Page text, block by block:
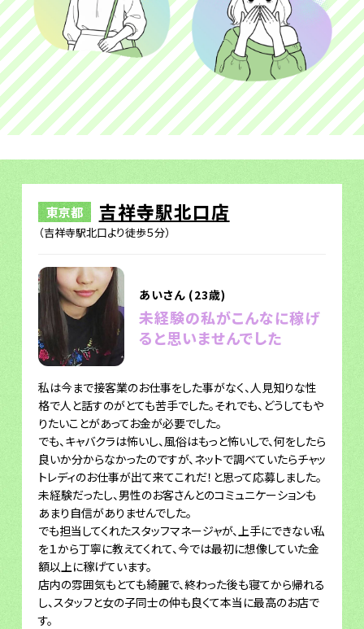
東京都 吉祥寺駅北口店
（吉祥寺駅北口より徒歩５分）
あいさん (23歳)
未経験の私がこんなに稼げ
ると思いませんでした
私は今まで接客業のお仕事をした事がなく、人見知りな性
格で人と話すのがとても苦手でした。それでも、どうしてもや
りたいことがあってお金が必要でした。
でも、キャバクラは怖いし、風俗はもっと怖いしで、何をしたら
良いか分からなかったのですが、ネットで調べていたらチャッ
トレディのお仕事が出て来てこれだ！と思って応募しました。
未経験だったし、男性のお客さんとのコミュニケーションも
あまり自信がありませんでした。
でも担当してくれたスタッフマネージャが、上手にできない私
を１から丁寧に教えてくれて、今では最初に想像していた金
額以上に稼げています。
店内の雰囲気もとても綺麗で、終わった後も寝てから帰れる
し、スタッフと女の子同士の仲も良くて本当に最高のお店で
す。